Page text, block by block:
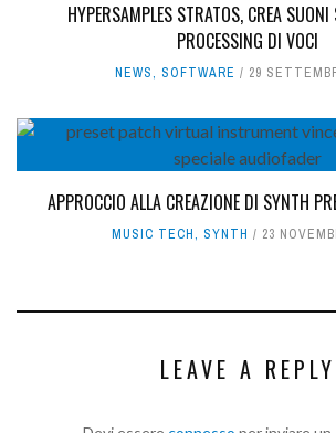
HYPERSAMPLES STRATOS, CREA
PROCESSING DI VOCI
NEWS, SOFTWARE 29
APPROCCIO ALLA CREAZIONE DI SYNTH
MUSIC TECH, SYNTH 23
LEAVE A REPLY